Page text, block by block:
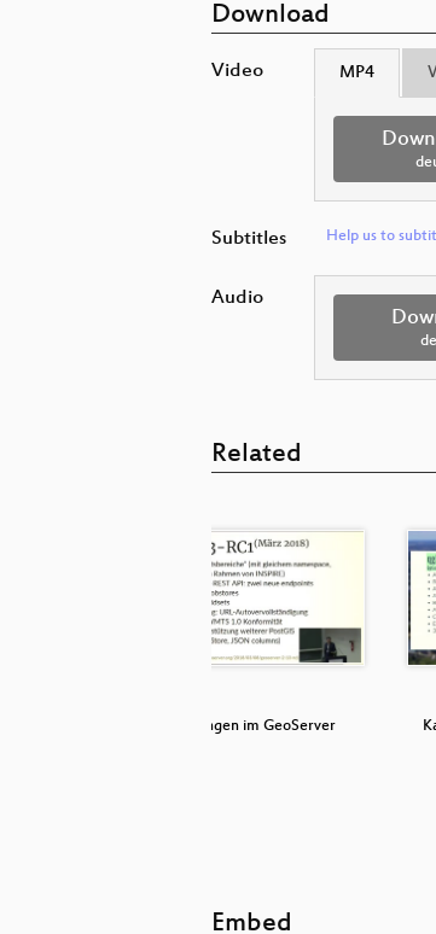
Download
Video MP4
Subtitles Help us to
Audio
Related
Neuerungen im GeoServer
Embed